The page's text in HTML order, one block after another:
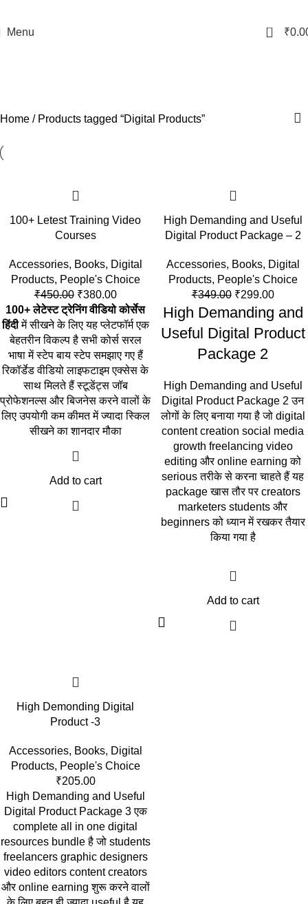
Menu 0 ₹
Home Products tagged “Digital Products”
100+ Letest Training Video
Courses
Accessories, Books, Digital
Products, People's Choice
₹450.00 ₹380.00
100+ लेटेस्ट ट्रेनिंग वीडियो कोर्सेस
हिंदीमें सीखने के लिए यह प्लेटफॉर्म एक
बेहतरीन विकल्प है सभी कोर्स सरल
भाषा में स्टेप बाय स्टेप समझाए गए हैं
रिकॉर्डेड वीडियो लाइफटाइम एक्सेस के
साथ मिलते हैं स्टूडेंट्स जॉब
प्रोफेशनल्स और बिजनेस करने वालों के
लिए उपयोगी कम कीमत में ज्यादा स्किल
सीखने का शानदार मौका
Add to cart
High Demanding and Useful
Digital Product Package – 2
Accessories, Books, Digital
Products, People's Choice
₹349.00 ₹299.00
High Demanding and
Useful Digital Product
Package 2
High Demanding and Useful
Digital Product Package 2 उन
लोगों के लिए बनाया गया है जो digital
content creation social media
growth freelancing video
editing और online earning को
serious तरीके से करना चाहते हैं यह
package खास तौर पर creators
marketers students और
beginners को ध्यान में रखकर तैयार
किया गया है
Add to cart
High Demonding Digital
Product -3
Accessories, Books, Digital
Products, People's Choice
₹205.00
High Demanding and Useful
Digital Product Package 3 एक
complete all in one digital
resources bundle है जो students
freelancers graphic designers
video editors content creators
और online earning शुरू करने वालों